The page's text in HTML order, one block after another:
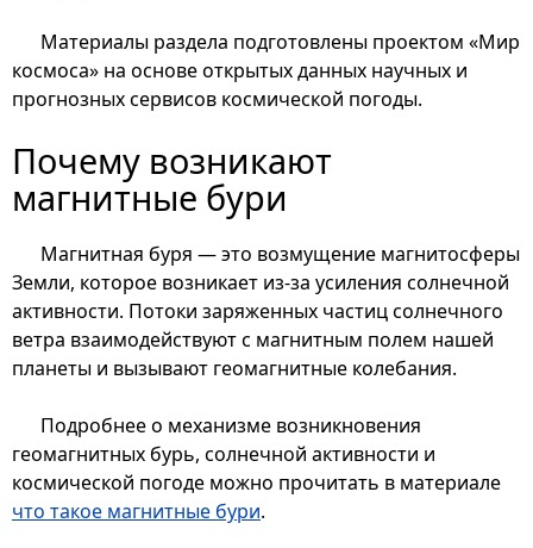
Материалы раздела подготовлены проектом «Мир
космоса» на основе открытых данных научных и
прогнозных сервисов космической погоды.
Почему возникают
магнитные бури
Магнитная буря — это возмущение магнитосферы
Земли, которое возникает из-за усиления солнечной
активности. Потоки заряженных частиц солнечного
ветра взаимодействуют с магнитным полем нашей
планеты и вызывают геомагнитные колебания.
Подробнее о механизме возникновения
геомагнитных бурь, солнечной активности и
космической погоде можно прочитать в материале
что такое магнитные бури.